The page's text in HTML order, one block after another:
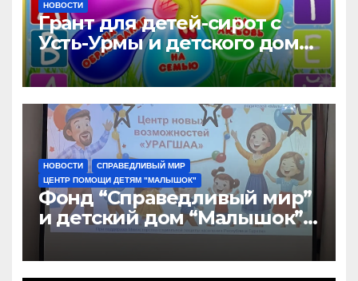
НОВОСТИ
Грант для детей-сирот с
Усть-Урмы и детского дома
“Малышок”
НОВОСТИ
СПРАВЕДЛИВЫЙ МИР
ЦЕНТР ПОМОЩИ ДЕТЯМ "МАЛЫШОК"
Фонд “Справедливый мир”
и детский дом “Малышок”
открыли центр новых
возможностей “УРАГШАА”